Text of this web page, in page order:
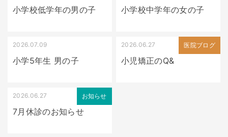
小学校低学年の男の子 小学校中学年の女の子
2026.07.09
小学5年生 男の子
医院ブログ
2026.06.27
小児矯正のQ&
お知らせ
2026.06.27
7月休診のお知らせ